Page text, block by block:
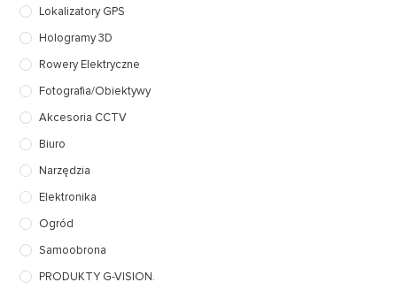
Lokalizatory GPS
Hologramy 3D
Rowery Elektryczne
Fotografia/Obiektywy
Akcesoria CCTV
Biuro
Narzędzia
Elektronika
Ogród
Samoobrona
PRODUKTY G-VISION.